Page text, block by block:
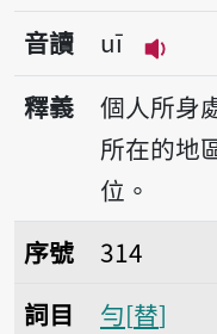
音讀
uī
播放
釋義 個人所身
所在的地
位。
序號314勻
序號
314
詞目
勻 替